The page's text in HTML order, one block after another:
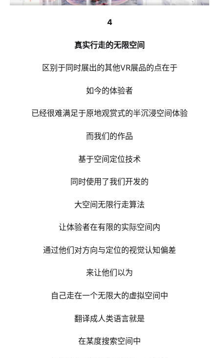
4
真实行走的无限空间
区别于同时展出的其他VR展品的点在于
如今的体验者
已经很难满足于原地观赏式的半沉浸空间体验
而我们的作品
基于空间定位技术
同时使用了我们开发的
大空间无限行走算法
让体验者在有限的实际空间内
通过他们对方向与定位的视觉认知偏差
来让他们以为
自己走在一个无限大的虚拟空间中
翻译成人类语言就是
在某度搜索空间中